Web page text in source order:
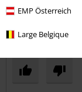
EMP Österreich
Large Belgique
Ověřená recenze